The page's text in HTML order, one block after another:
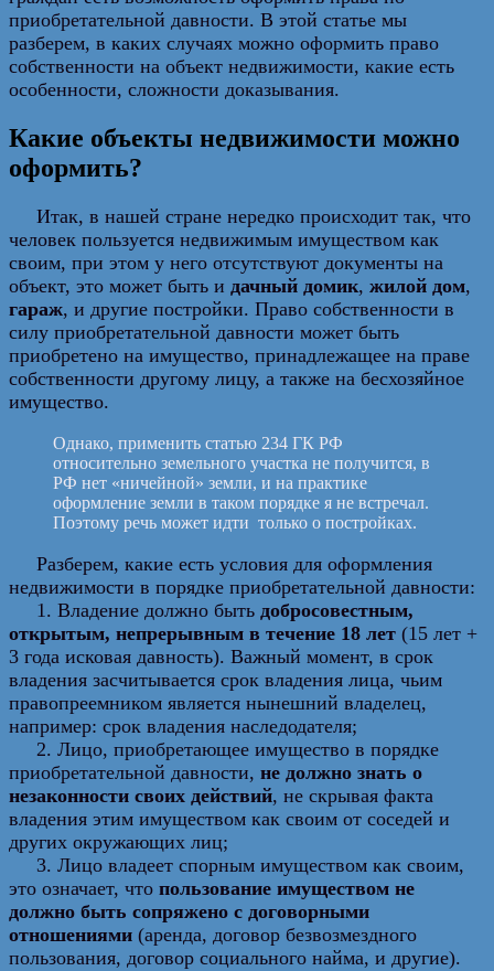
приобретательной давности. В этой статье мы
разберем, в каких случаях можно оформить право
собственности на объект недвижимости, какие есть
особенности, сложности доказывания.
Какие объекты недвижимости можно
оформить?
Итак, в нашей стране нередко происходит так, что
человек пользуется недвижимым имуществом как
своим, при этом у него отсутствуют документы на
объект, это может быть и дачный домик, жилой дом,
гараж, и другие постройки. Право собственности в
силу приобретательной давности может быть
приобретено на имущество, принадлежащее на праве
собственности другому лицу, а также на бесхозяйное
имущество.
Однако, применить статью 234 ГК РФ
относительно земельного участка не получится, в
РФ нет «ничейной» земли, и на практике
оформление земли в таком порядке я не встречал.
Поэтому речь может идти только о постройках.
Разберем, какие есть условия для оформления
недвижимости в порядке приобретательной давности:
1. Владение должно быть добросовестным,
открытым, непрерывным в течение 18 лет (15 лет +
3 года исковая давность). Важный момент, в срок
владения засчитывается срок владения лица, чьим
правопреемником является нынешний владелец,
например: срок владения наследодателя;
2. Лицо, приобретающее имущество в порядке
приобретательной давности, не должно знать о
незаконности своих действий, не скрывая факта
владения этим имуществом как своим от соседей и
других окружающих лиц;
3. Лицо владеет спорным имуществом как своим,
это означает, что пользование имуществом не
должно быть сопряжено с договорными
отношениями (аренда, договор безвозмездного
пользования, договор социального найма, и другие).